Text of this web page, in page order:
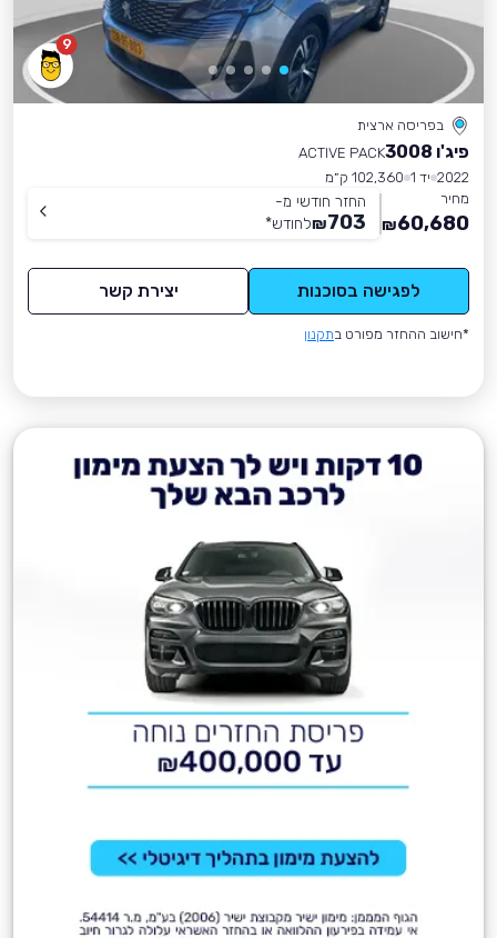
9
בפריסה ארצית
פיג'ו 3008
ACTIVE PACK
2022 יד 1
102,360 ק״מ
מחיר
60,680
₪
החזר חודשי מ-
703
₪לחודש*
לפגישה בסוכנות יצירת קשר
*חישוב ההחזר מפורט בתקנון